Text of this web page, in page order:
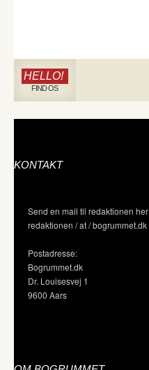
HELLO!
FIND OS
KONTAKT
Send en mail til redaktionen her
redaktionen / at / bogrummet.dk
Postadresse:
Bogrummet.dk
Dr. Louisesvej 1
9600 Aars